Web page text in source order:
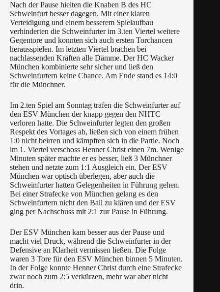
Nach der Pause hielten die Knaben B des HC
Schweinfurt besser dagegen. Mit einer klaren
Verteidigung und einem besserem Spielaufbau
verhinderten die Schweinfurter im 3.ten Viertel weitere
Gegentore und konnten sich auch ersten Torchancen
herausspielen. Im letzten Viertel brachen bei
nachlassenden Kräften alle Dämme. Der HC Wacker
München kombinierte sehr sicher und ließ den
Schweinfurtern keine Chance. Am Ende stand es 14:0
für die Münchner.
Im 2.ten Spiel am Sonntag trafen die Schweinfurter auf
den ESV München der knapp gegen den NHTC
verloren hatte. Die Schweinfurter legten den großen
Respekt des Vortages ab, ließen sich von einem frühen
1:0 nicht beirren und kämpften sich in die Partie. Noch
im 1. Viertel verschoss Henner Christ einen 7m. Wenige
Minuten später machte er es besser, ließ 3 Münchner
stehen und netzte zum 1:1 Ausgleich ein. Der ESV
München war optisch überlegen, aber auch die
Schweinfurter hatten Gelegenheiten in Führung gehen.
Bei einer Strafecke von München gelang es den
Schweinfurtern nicht den Ball zu klären und der ESV
ging per Nachschuss mit 2:1 zur Pause in Führung.
Der ESV München kam besser aus der Pause und
macht viel Druck, während die Schweinfurter in der
Defensive an Klarheit vermissen ließen. Die Folge
waren 3 Tore für den ESV München binnen 5 Minuten.
In der Folge konnte Henner Christ durch eine Strafecke
zwar noch zum 2:5 verkürzen, mehr war aber nicht
drin.